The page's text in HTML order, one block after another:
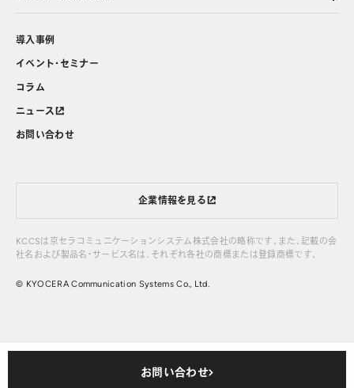
お問い合わせ
導入事例
イベント・セミナー
コラム
ニュース
お問い合わせ
企業情報を見る
KCCSは京セラコミュニケーションシステム株式会社の略称です。また、記載の会
社名および製品名・サービス名は、それぞれ各社の商標または登録商標です。
© KYOCERA Communication Systems Co., Ltd.